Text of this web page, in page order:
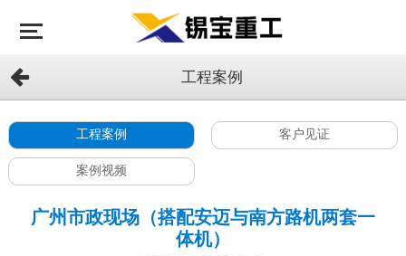
工程案例
工程案例 客户见证
案例视频
广州市政现场（搭配安迈与南方路机两套一
体机）